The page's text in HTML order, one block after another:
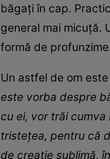
băgați în cap.
general mai micuță.
formă de
Un astfel de om
este vorba despre
cu ei, vor trăi
tristețea, pentru că
de creație sublimă,